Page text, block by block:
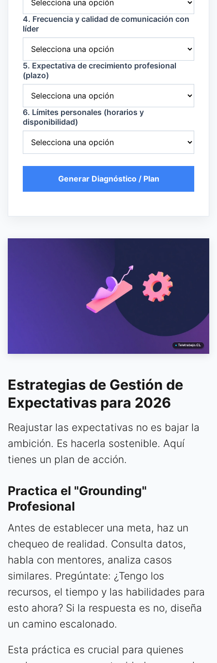
4. Frecuencia y calidad de comunicación con
líder
5. Expectativa de crecimiento profesional
(plazo)
6. Límites personales (horarios y
disponibilidad)
Generar Diagnóstico / Plan
Estrategias de Gestión de
Expectativas para 2026
Reajustar las expectativas no es bajar la
ambición. Es hacerla sostenible. Aquí
tienes un plan de acción.
Practica el "Grounding"
Profesional
Antes de establecer una meta, haz un
chequeo de realidad. Consulta datos,
habla con mentores, analiza casos
similares. Pregúntate: ¿Tengo los
recursos, el tiempo y las habilidades para
esto ahora? Si la respuesta es no, diseña
un camino escalonado.
Esta práctica es crucial para quienes